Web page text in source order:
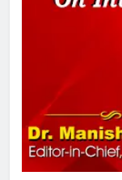
3